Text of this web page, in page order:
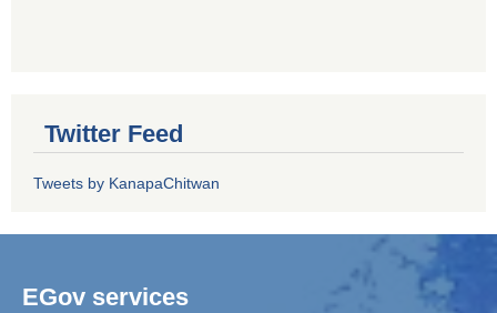
Twitter Feed
Tweets by KanapaChitwan
EGov services